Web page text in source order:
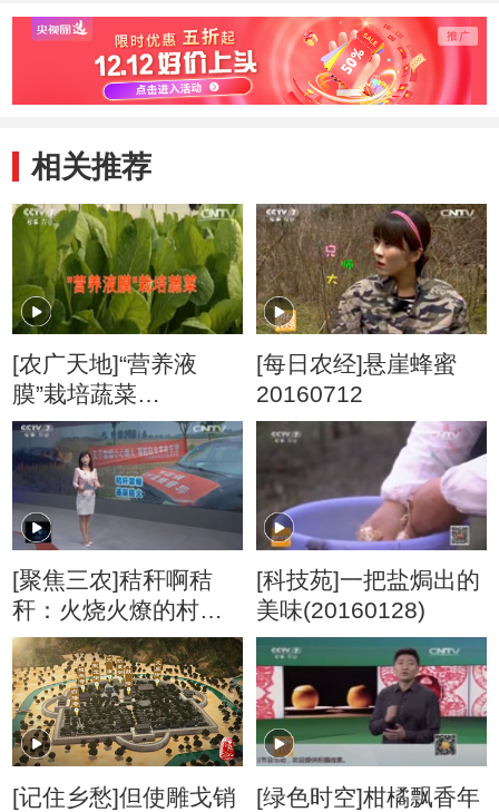
相关推荐
[农广天地]“营养液
膜”栽培蔬菜
(20160309)
[每日农经]悬崖蜂蜜
20160712
[聚焦三农]秸秆啊秸
秆：火烧火燎的村干
部
[科技苑]一把盐焗出的
美味(20160128)
[记住乡愁]但使雕戈销
[绿色时空]柑橘飘香年